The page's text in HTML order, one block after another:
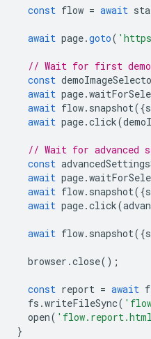
const flow = await
await page.goto(
// Wait for first
const
await page.
await flow. snapshot({
await page.click(
// Wait for advanced
const
await page.
await flow. snapshot({
await page.click(
await flow. snapshot({
browser .close();
const report = await
fs .writeFileSync(
open(
}